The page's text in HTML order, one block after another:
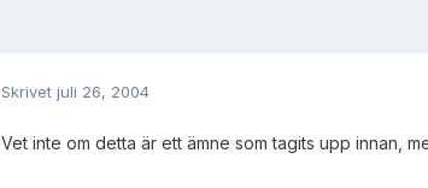
Skrivet juli 26, 2004
Vet inte om detta är ett ämne som tagits upp innan,